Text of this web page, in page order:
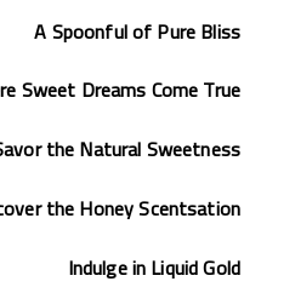
A Spoonful of Pure Bliss
Sweet Dreams Come True
the Natural Sweetness
the Honey Scentsation
Indulge in Liquid Gold